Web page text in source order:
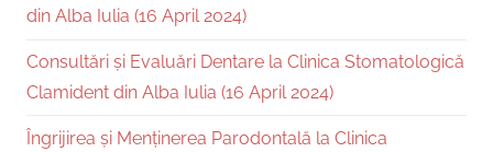
din Alba Iulia (16 April 2024)
Consultări și Evaluări Dentare la Clinica Stomatologică
Clamident din Alba Iulia (16 April 2024)
Îngrijirea și Menținerea Parodontală la Clinica